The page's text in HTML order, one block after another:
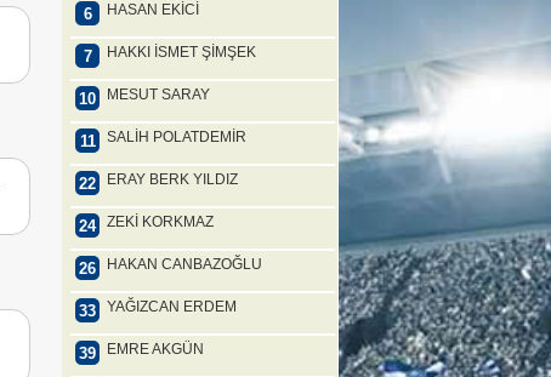
6 HASAN EKİCİ
7 HAKKI İSMET ŞİMŞEK
10 MESUT SARAY
11 SALİH POLATDEMİR
22 ERAY BERK YILDIZ
24 ZEKİ KORKMAZ
26 HAKAN CANBAZOĞLU
33 YAĞIZCAN ERDEM
39 EMRE AKGÜN